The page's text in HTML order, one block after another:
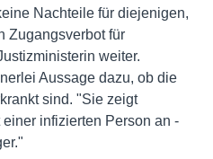
Nachteile für diejenigen,
Zugangsverbot für
weiter.
Aussage dazu, ob die
sind. "Sie zeigt
infizierten Person an -